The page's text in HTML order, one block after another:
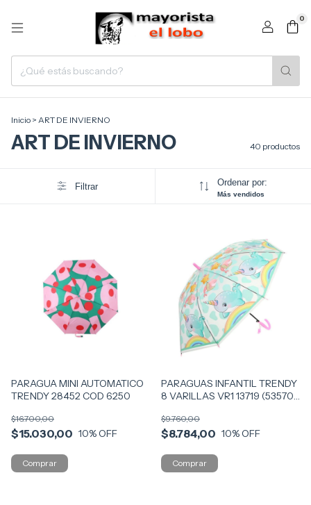
0
Inicio > ART DE INVIERNO
ART DE INVIERNO 40 productos
Filtrar Ordenar por:
Más vendidos
PARAGUA MINI AUTOMATICO
TRENDY 28452 COD 6250
$15.030,00
$16.700,00
10% OFF
PARAGUAS INFANTIL TRENDY
8 VARILLAS VR1 13719 (53570)
$8.784,00
$9.760,00
10% OFF